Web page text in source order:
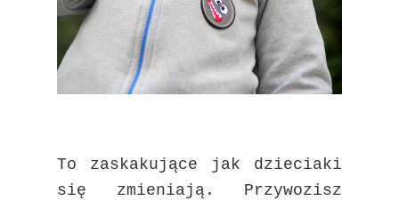
To zaskakujące jak dzieciaki
się zmieniają. Przywozisz